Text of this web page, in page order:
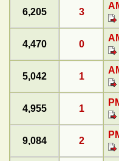
3
6,205
0
4,470
1
5,042
1
4,955
2
9,084